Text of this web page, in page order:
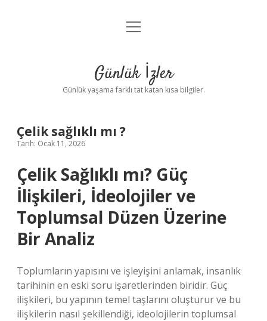
Anasayfa
Yasal Uyarı
menüyü
Günlük İzler
Günlük yaşama farklı tat katan kısa bilgiler.
Çelik sağlıklı mı ?
Tarih: Ocak 11, 2026
Çelik Sağlıklı mı? Güç
İlişkileri, İdeolojiler ve
Toplumsal Düzen Üzerine
Bir Analiz
Toplumların yapısını ve işleyişini anlamak, insanlık
tarihinin en eski soru işaretlerinden biridir. Güç
ilişkileri, bu yapının temel taşlarını oluşturur ve bu
ilişkilerin nasıl şekillendiği, ideolojilerin toplumsal